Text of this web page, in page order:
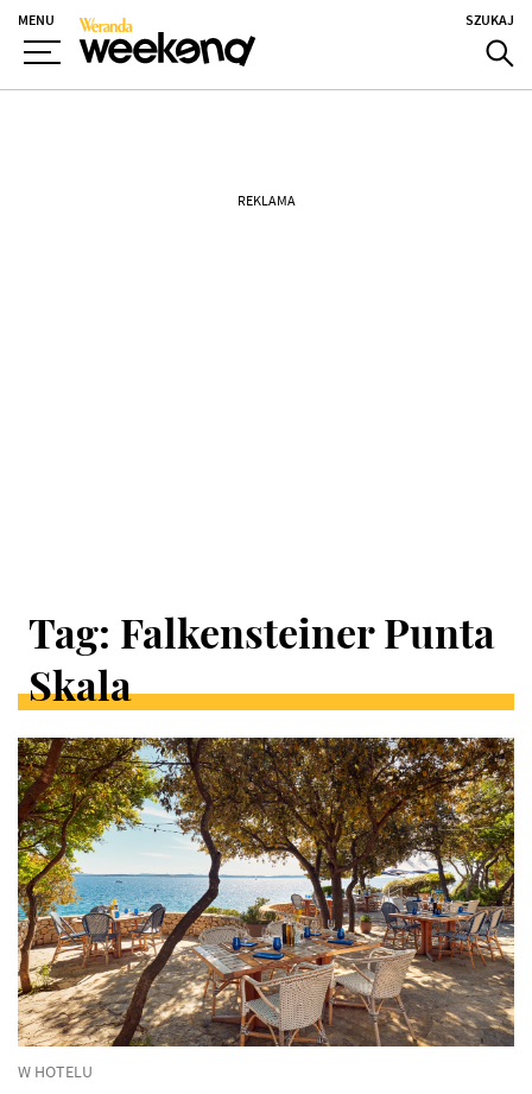
MENU SZUKAJ
REKLAMA
Tag: Falkensteiner Punta
Skala
ARTYKUŁY
W
KATEGORII
W HOTELU